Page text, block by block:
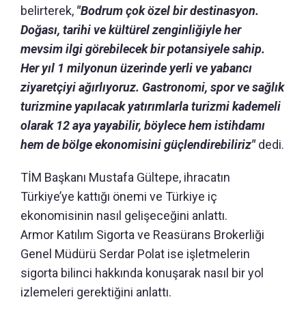
belirterek, "Bodrum çok özel bir destinasyon.
Doğası, tarihi ve kültürel zenginliğiyle her
mevsim ilgi görebilecek bir potansiyele sahip.
Her yıl 1 milyonun üzerinde yerli ve yabancı
ziyaretçiyi ağırlıyoruz. Gastronomi, spor ve sağlık
turizmine yapılacak yatırımlarla turizmi kademeli
olarak 12 aya yayabilir, böylece hem istihdamı
hem de bölge ekonomisini güçlendirebiliriz"dedi.
TİM Başkanı Mustafa Gültepe, ihracatın
Türkiye’ye kattığı önemi ve Türkiye iç
ekonomisinin nasıl gelişeceğini anlattı.
Armor Katılım Sigorta ve Reasürans Brokerliği
Genel Müdürü Serdar Polat ise işletmelerin
sigorta bilinci hakkında konuşarak nasıl bir yol
izlemeleri gerektiğini anlattı.